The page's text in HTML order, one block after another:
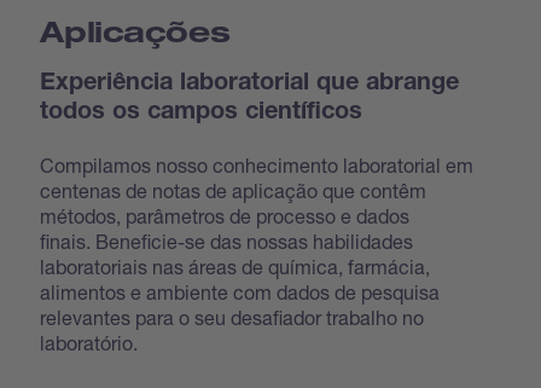
Aplicações
Experiência laboratorial que abrange
todos os campos científicos
Compilamos nosso conhecimento laboratorial em
centenas de notas de aplicação que contêm
métodos, parâmetros de processo e dados
finais. Beneficie-se das nossas habilidades
laboratoriais nas áreas de química, farmácia,
alimentos e ambiente com dados de pesquisa
relevantes para o seu desafiador trabalho no
laboratório.